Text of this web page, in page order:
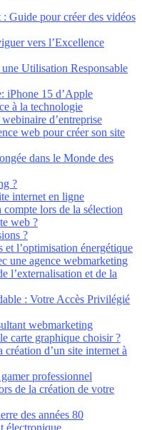
Guide pour créer des vidéos
vers l’Excellence
Utilisation Responsable
iPhone 15 d’Apple
à la technologie
d’entreprise
web pour créer son site
dans le Monde des
?
internet en ligne
lors de la sélection
web ?
?
et l’optimisation énergétique
une agence webmarketing
l’externalisation et de la
: Votre Accès Privilégié
webmarketing
carte graphique choisir ?
d’un site internet à
professionnel
de la création de votre
des années 80
électronique